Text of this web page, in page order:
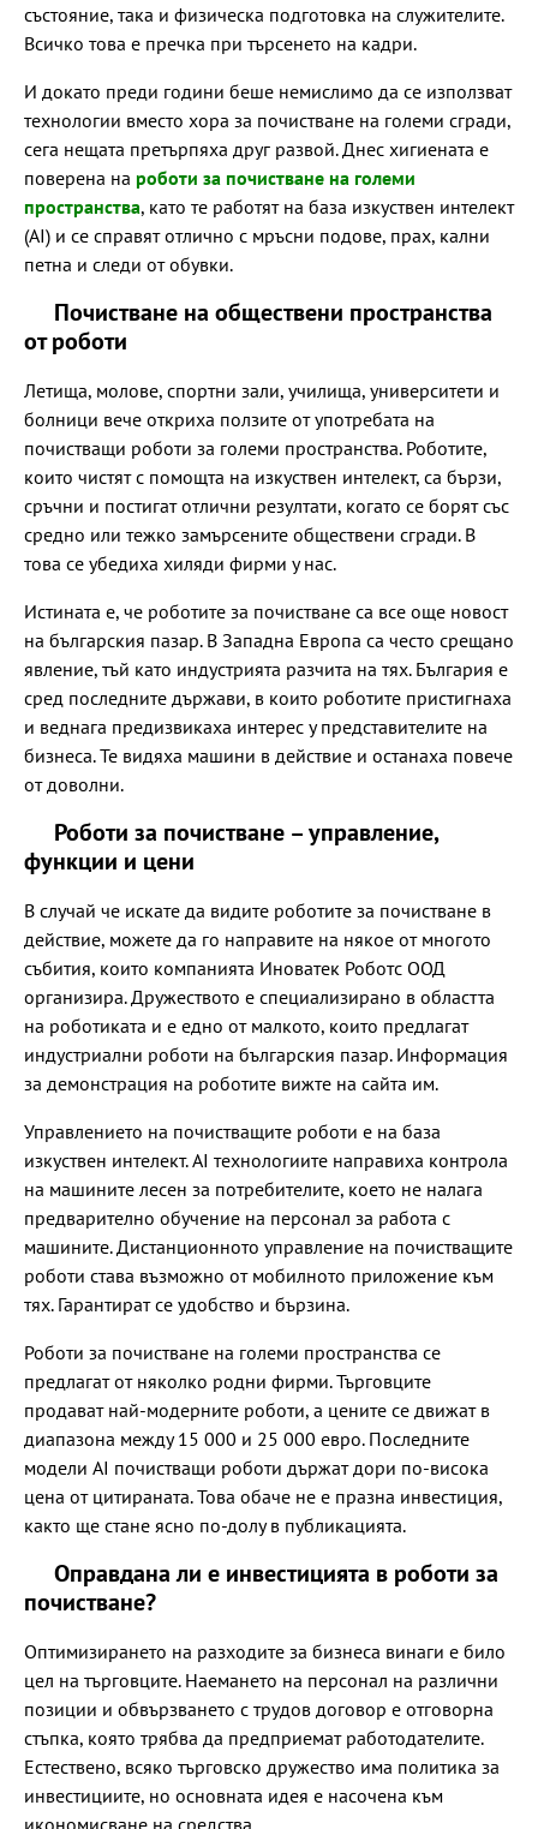
състояние, така и физическа подготовка на служителите.
Всичко това е пречка при търсенето на кадри.
И докато преди години беше немислимо да се използват
технологии вместо хора за почистване на големи сгради,
сега нещата претърпяха друг развой. Днес хигиената е
поверена на роботи за почистване на големи
пространства, като те работят на база изкуствен интелект
(AI) и се справят отлично с мръсни подове, прах, кални
петна и следи от обувки.
Почистване на обществени пространства
от роботи
Летища, молове, спортни зали, училища, университети и
болници вече откриха ползите от употребата на
почистващи роботи за големи пространства. Роботите,
които чистят с помощта на изкуствен интелект, са бързи,
сръчни и постигат отлични резултати, когато се борят със
средно или тежко замърсените обществени сгради. В
това се убедиха хиляди фирми у нас.
Истината е, че роботите за почистване са все още новост
на българския пазар. В Западна Европа са често срещано
явление, тъй като индустрията разчита на тях. България е
сред последните държави, в които роботите пристигнаха
и веднага предизвикаха интерес у представителите на
бизнеса. Те видяха машини в действие и останаха повече
от доволни.
Роботи за почистване – управление,
функции и цени
В случай че искате да видите роботите за почистване в
действие, можете да го направите на някое от многото
събития, които компанията Иноватек Роботс ООД
организира. Дружеството е специализирано в областта
на роботиката и е едно от малкото, които предлагат
индустриални роботи на българския пазар. Информация
за демонстрация на роботите вижте на сайта им.
Управлението на почистващите роботи е на база
изкуствен интелект. AI технологиите направиха контрола
на машините лесен за потребителите, което не налага
предварително обучение на персонал за работа с
машините. Дистанционното управление на почистващите
роботи става възможно от мобилното приложение към
тях. Гарантират се удобство и бързина.
Роботи за почистване на големи пространства се
предлагат от няколко родни фирми. Търговците
продават най-модерните роботи, а цените се движат в
диапазона между 15 000 и 25 000 евро. Последните
модели AI почистващи роботи държат дори по-висока
цена от цитираната. Това обаче не е празна инвестиция,
както ще стане ясно по-долу в публикацията.
Оправдана ли е инвестицията в роботи за
почистване?
Оптимизирането на разходите за бизнеса винаги е било
цел на търговците. Наемането на персонал на различни
позиции и обвързването с трудов договор е отговорна
стъпка, която трябва да предприемат работодателите.
Естествено, всяко търговско дружество има политика за
инвестициите, но основната идея е насочена към